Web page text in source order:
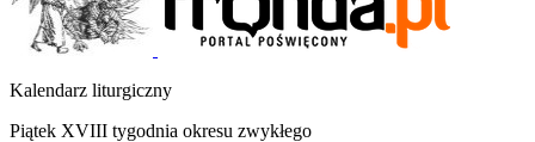
Kalendarz liturgiczny
Piątek XVIII tygodnia okresu zwykłego